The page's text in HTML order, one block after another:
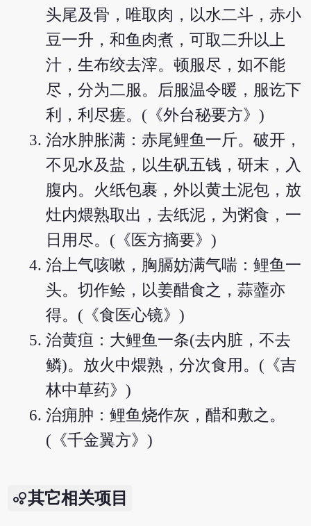
头尾及骨，唯取肉，以水二斗，赤小
豆一升，和鱼肉煮，可取二升以上
汁，生布绞去滓。顿服尽，如不能
尽，分为二服。后服温令暖，服讫下
利，利尽瘥。(《外台秘要方》)
治水肿胀满：赤尾鲤鱼一斤。破开，
不见水及盐，以生矾五钱，研末，入
腹内。火纸包裹，外以黄土泥包，放
灶内煨熟取出，去纸泥，为粥食，一
日用尽。(《医方摘要》)
治上气咳嗽，胸膈妨满气喘：鲤鱼一
头。切作鲙，以姜醋食之，蒜虀亦
得。(《食医心镜》)
治黄疸：大鲤鱼一条(去内脏，不去
鳞)。放火中煨熟，分次食用。(《吉
林中草药》)
治痈肿：鲤鱼烧作灰，醋和敷之。
(《千金翼方》)
其它相关项目